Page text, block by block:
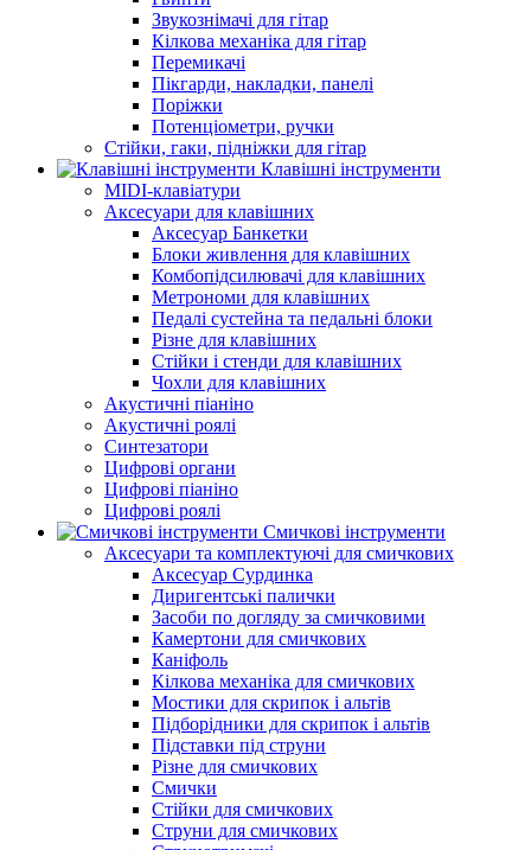
Звукознімачі для гітар
Кілкова механіка для гітар
Перемикачі
Пікгарди, накладки, панелі
Поріжки
Потенціометри, ручки
Стійки, гаки, підніжки для гітар
Клавішні інструменти
MIDI-клавіатури
Аксесуари для клавішних
Аксесуар Банкетки
Блоки живлення для клавішних
Комбопідсилювачі для клавішних
Метрономи для клавішних
Педалі сустейна та педальні блоки
Різне для клавішних
Стійки і стенди для клавішних
Чохли для клавішних
Акустичні піаніно
Акустичні роялі
Синтезатори
Цифрові органи
Цифрові піаніно
Цифрові роялі
Смичкові інструменти
Аксесуари та комплектуючі для смичкових
Аксесуар Сурдинка
Диригентські палички
Засоби по догляду за смичковими
Камертони для смичкових
Каніфоль
Кілкова механіка для смичкових
Мостики для скрипок і альтів
Підборiдники для скрипок і альтів
Підставки під струни
Різне для смичкових
Смички
Стійки для смичкових
Струни для смичкових